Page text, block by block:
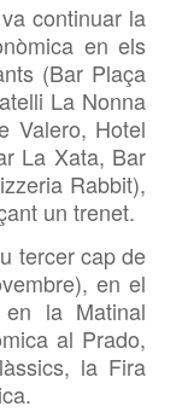
continuar la
en els
(Bar Plaça
La Nonna
Valero, Hotel
La Xata, Bar
Rabbit),
un trenet.
tercer cap de
en el
la Matinal
al Prado,
la Fira